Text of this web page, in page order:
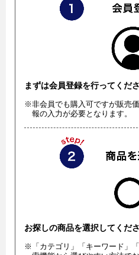
まずは会員登録を行ってくださ
※非会員でも購入可ですが販売
報の入力が必要となります。
お探しの商品を選択してくださ
※「カテゴリ」「キーワード」